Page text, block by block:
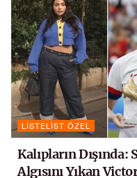
LISTELIST ÖZEL
Kalıpların
Algısını Yıkan